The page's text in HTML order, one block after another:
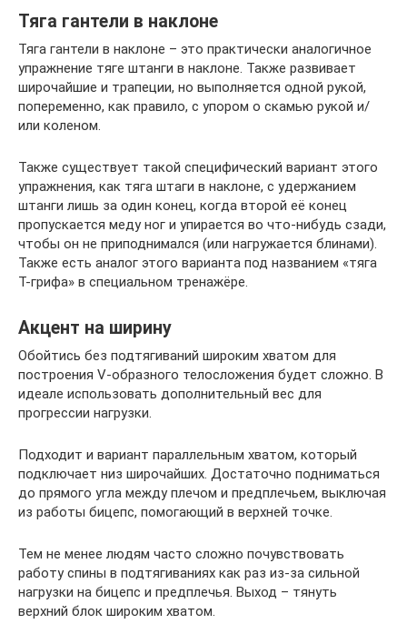
Тяга гантели в наклоне
Тяга гантели в наклоне – это практически аналогичное
упражнение тяге штанги в наклоне. Также развивает
широчайшие и трапеции, но выполняется одной рукой,
попеременно, как правило, с упором о скамью рукой и/
или коленом.
Также существует такой специфический вариант этого
упражнения, как тяга штаги в наклоне, с удержанием
штанги лишь за один конец, когда второй её конец
пропускается меду ног и упирается во что-нибудь сзади,
чтобы он не приподнимался (или нагружается блинами).
Также есть аналог этого варианта под названием «тяга
Т-грифа» в специальном тренажёре.
Акцент на ширину
Обойтись без подтягиваний широким хватом для
построения V-образного телосложения будет сложно. В
идеале использовать дополнительный вес для
прогрессии нагрузки.
Подходит и вариант параллельным хватом, который
подключает низ широчайших. Достаточно подниматься
до прямого угла между плечом и предплечьем, выключая
из работы бицепс, помогающий в верхней точке.
Тем не менее людям часто сложно почувствовать
работу спины в подтягиваниях как раз из-за сильной
нагрузки на бицепс и предплечья. Выход – тянуть
верхний блок широким хватом.